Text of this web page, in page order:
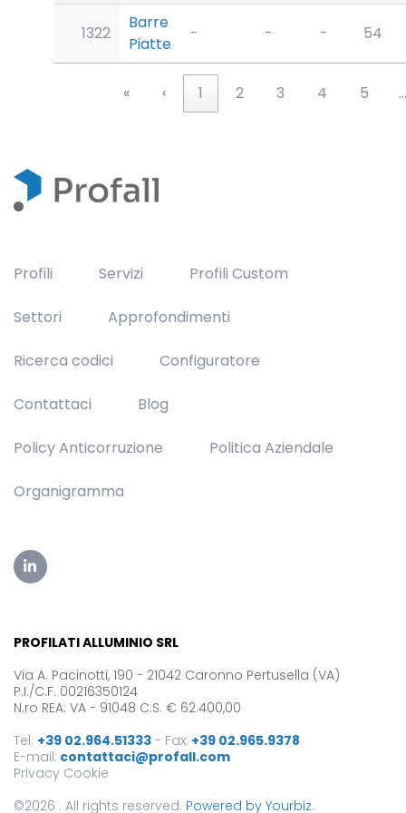
1322
Barre
Piatte
- - - 54
« ‹ 1 2 3 4 5 …
Profili Servizi Profili Custom
Settori Approfondimenti
Ricerca codici Configuratore
Contattaci Blog
Policy Anticorruzione Politica Aziendale
Organigramma
PROFILATI ALLUMINIO SRL
Via A. Pacinotti, 190 - 21042 Caronno Pertusella (VA)
P.I./C.F. 00216350124
N.ro REA: VA - 91048 C.S. € 62.400,00
Tel: +39 02.964.51333 - Fax: +39 02.965.9378
E-mail: contattaci@profall.com
Privacy Cookie
©2026 . All rights reserved. Powered by Yourbiz.